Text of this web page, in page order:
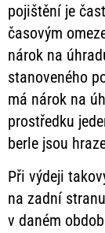
pojištění je
časovým
nárok na
stanoveného
má nárok na
prostředku
berle jsou
Při výdeji
na zadní
v daném